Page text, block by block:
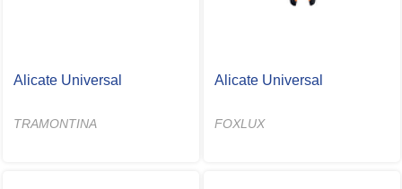
Alicate Universal
TRAMONTINA
Alicate Universal
FOXLUX